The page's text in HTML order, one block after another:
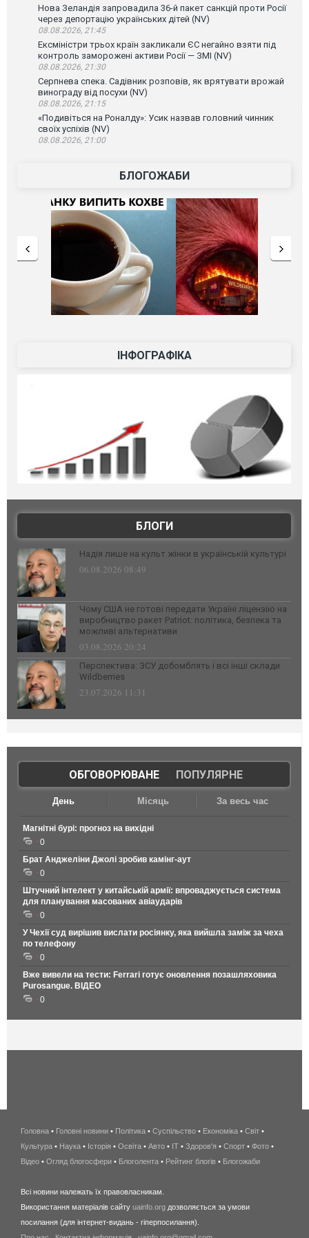
Нова Зеландія запровадила 36-й пакет санкцій проти Росії
через депортацію українських дітей (NV)
08.08.2026, 21:45
Ексміністри трьох країн закликали ЄС негайно взяти під
контроль заморожені активи Росії — ЗМІ (NV)
08.08.2026, 21:30
Серпнева спека. Садівник розповів, як врятувати врожай
винограду від посухи (NV)
08.08.2026, 21:15
«Подивіться на Роналду»: Усик назвав головний чинник
своїх успіхів (NV)
08.08.2026, 21:00
БЛОГОЖАБИ
ІНФОГРАФІКА
БЛОГИ
Надія лише на культ жінки в українській культурі
06.08.2026 08:49
Чому США не готові передати Україні ліцензію на
виробництво ракет Patriot: політика, безпека та
можливі альтернативи
03.08.2026 20:24
Перспектива: ЗСУ добомблять і всі інші склади
Wildberries
23.07.2026 11:31
ОБГОВОРЮВАНЕ| ПОПУЛЯРНЕ
День Місяць За весь час
Магнітні бурі: прогноз на вихідні
0
Брат Анджеліни Джолі зробив камінг-аут
0
Штучний інтелект у китайській армії: впроваджується система
для планування масованих авіаударів
0
У Чехії суд вирішив вислати росіянку, яка вийшла заміж за чеха
по телефону
0
Вже вивели на тести: Ferrari готує оновлення позашляховика
Purosangue. ВІДЕО
0
беспроводной
интернет
киев
wimax
Головна • Головні новини • Політика • Суспільство • Економіка • Світ •
Культура • Наука • Історія • Освіта • Авто • IT • Здоров'я • Спорт • Фото •
Відео • Огляд блогосфери • Блоголента • Рейтинг блогів • Блогожаби
Всі новини належать їх правовласникам.
Використання матеріалів сайту uainfo.org дозволяється за умови
посилання (для інтернет-видань - гіперпосилання).